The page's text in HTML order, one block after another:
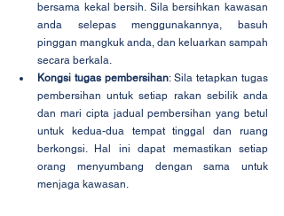
bersama kekal bersih. Sila bersihkan kawasan
anda selepas menggunakannya, basuh
pinggan mangkuk anda, dan keluarkan sampah
secara berkala.
Kongsi tugas pembersihan: Sila tetapkan tugas
pembersihan untuk setiap rakan sebilik anda
dan mari cipta jadual pembersihan yang betul
untuk kedua-dua tempat tinggal dan ruang
berkongsi. Hal ini dapat memastikan setiap
orang menyumbang dengan sama untuk
menjaga kawasan.